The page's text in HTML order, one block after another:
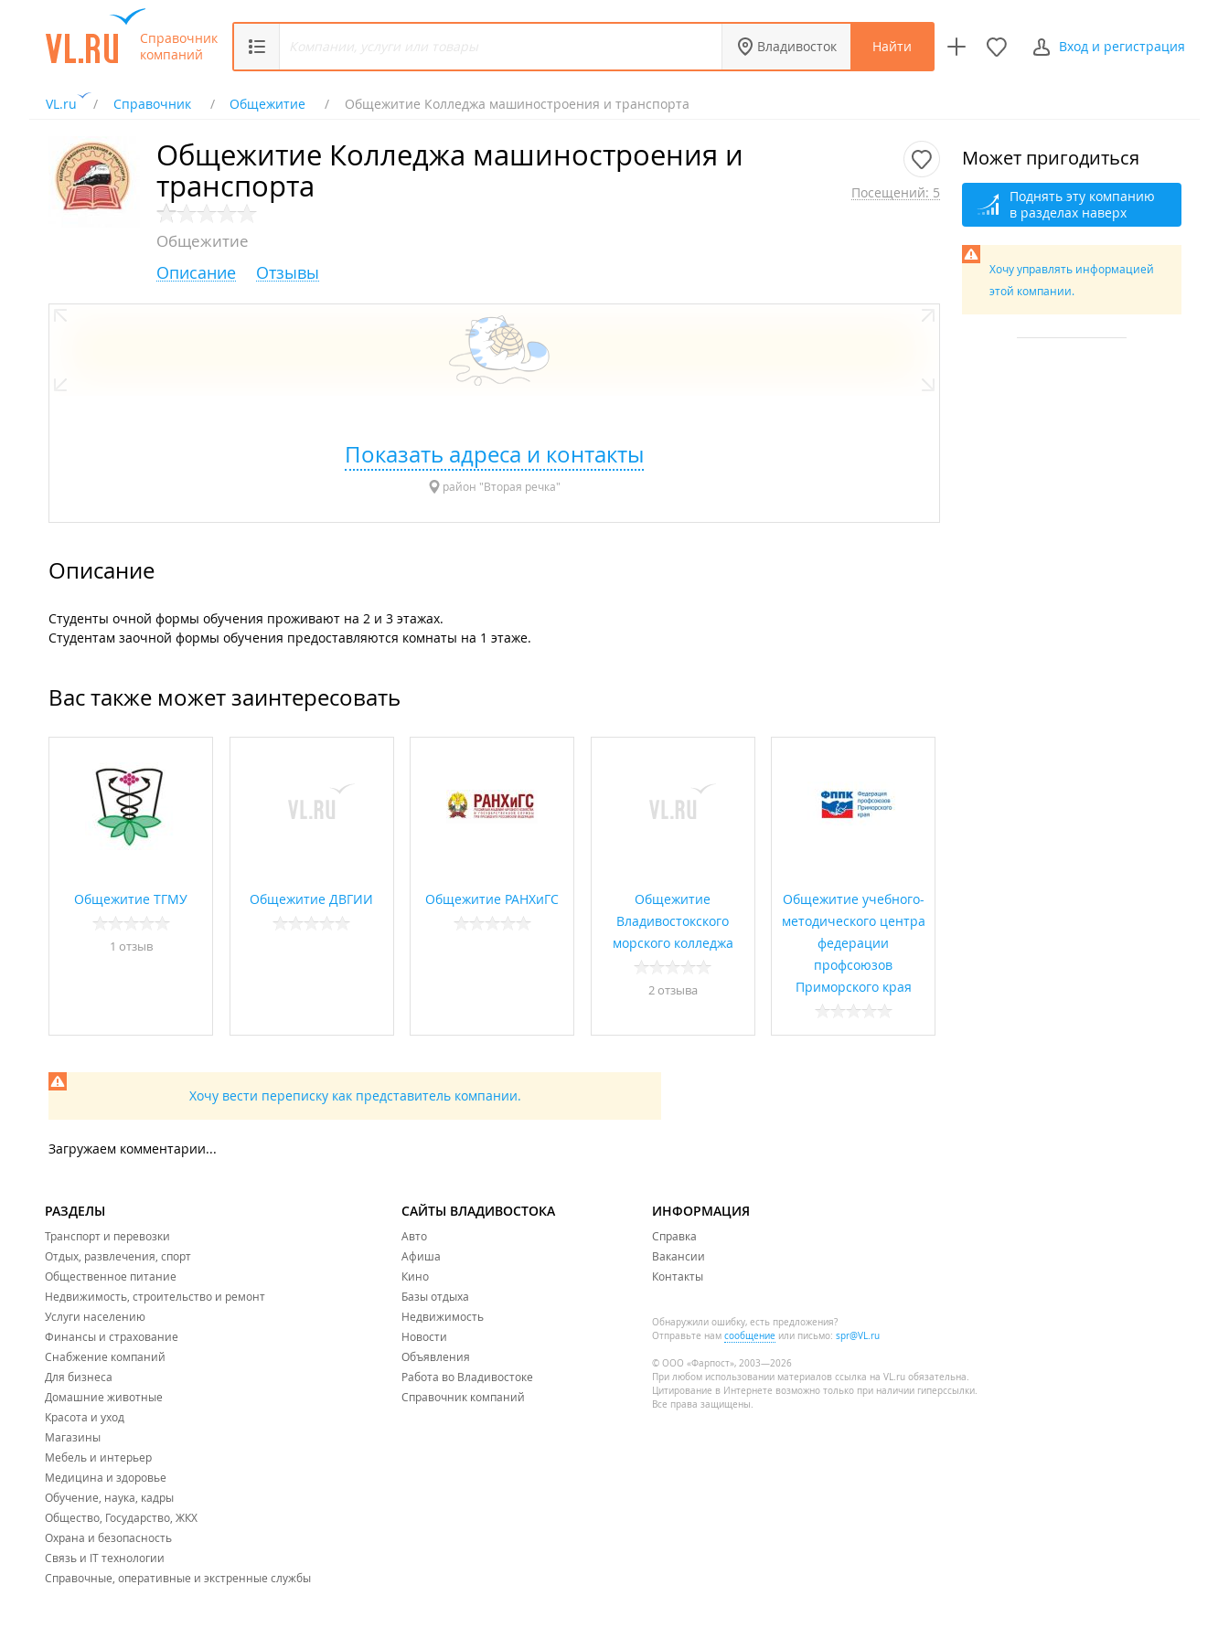
Справочник
компаний
Владивосток Найти Вход и регистрация
VL.ru Справочник Общежитие Общежитие Колледжа машиностроения и транспорта
Общежитие Колледжа машиностроения и
транспорта
Общежитие
Посещений: 5
Описание Отзывы
Показать адреса и контакты
район "Вторая речка"
Описание
Студенты очной формы обучения проживают на 2 и 3 этажах.
Студентам заочной формы обучения предоставляются комнаты на 1 этаже.
Вас также может заинтересовать
Общежитие ТГМУ
1 отзыв
Общежитие ДВГИИ Общежитие РАНХиГС
Общежитие
Владивостокского
морского колледжа
2 отзывa
Общежитие учебного-
методического центра
федерации
профсоюзов
Приморского края
Хочу вести переписку как представитель компании.
Загружаем комментарии...
Может пригодиться
Поднять эту компанию
в разделах наверх
Хочу управлять информацией
этой компании.
РАЗДЕЛЫ
Транспорт и перевозки
Отдых, развлечения, спорт
Общественное питание
Недвижимость, строительство и ремонт
Услуги населению
Финансы и страхование
Снабжение компаний
Для бизнеса
Домашние животные
Красота и уход
Магазины
Мебель и интерьер
Медицина и здоровье
Обучение, наука, кадры
Общество, Государство, ЖКХ
Охрана и безопасность
Связь и IT технологии
Справочные, оперативные и экстренные службы
САЙТЫ ВЛАДИВОСТОКА
Авто
Афиша
Кино
Базы отдыха
Недвижимость
Новости
Объявления
Работа во Владивостоке
Справочник компаний
ИНФОРМАЦИЯ
Справка
Вакансии
Контакты
Обнаружили ошибку, есть предложения?
Отправьте нам сообщение или письмо: spr@VL.ru
© ООО «Фарпост», 2003—2026
При любом использовании материалов ссылка на VL.ru обязательна.
Цитирование в Интернете возможно только при наличии гиперссылки.
Все права защищены.